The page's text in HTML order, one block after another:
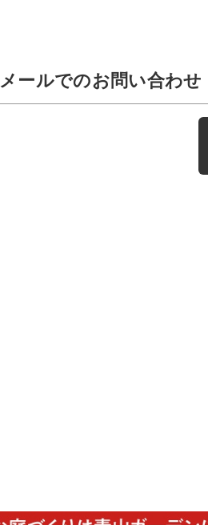
メールでのお問い合わせ